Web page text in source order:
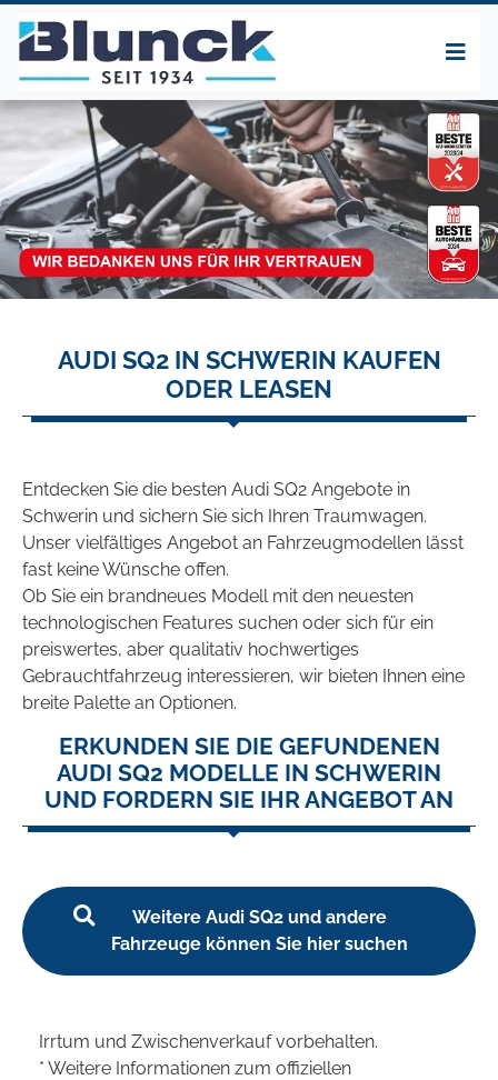
AUDI SQ2 IN SCHWERIN KAUFEN
ODER LEASEN
Entdecken Sie die besten Audi SQ2 Angebote in
Schwerin und sichern Sie sich Ihren Traumwagen.
Unser vielfältiges Angebot an Fahrzeugmodellen lässt
fast keine Wünsche offen.
Ob Sie ein brandneues Modell mit den neuesten
technologischen Features suchen oder sich für ein
preiswertes, aber qualitativ hochwertiges
Gebrauchtfahrzeug interessieren, wir bieten Ihnen eine
breite Palette an Optionen.
ERKUNDEN SIE DIE GEFUNDENEN
AUDI SQ2 MODELLE IN SCHWERIN
UND FORDERN SIE IHR ANGEBOT AN
Weitere Audi SQ2 und andere
Fahrzeuge können Sie hier suchen
Irrtum und Zwischenverkauf vorbehalten.
* Weitere Informationen zum offiziellen